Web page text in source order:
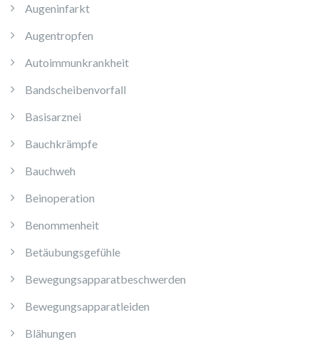
Augeninfarkt
Augentropfen
Autoimmunkrankheit
Bandscheibenvorfall
Basisarznei
Bauchkrämpfe
Bauchweh
Beinoperation
Benommenheit
Betäubungsgefühle
Bewegungsapparatbeschwerden
Bewegungsapparatleiden
Blähungen